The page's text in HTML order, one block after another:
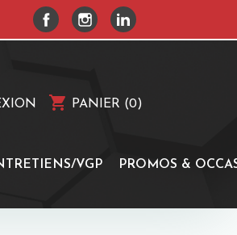
FACEBOOKINSTAGRAM
LINKEDIN
shopping_cart PANIER (0)
VGP PROMOS &